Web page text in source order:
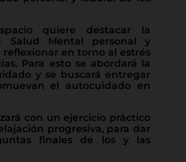
quiere destacar la
Salud Mental personal y
en torno al estrés
Para esto se abordará la
y se buscará entregar
el autocuidado en
con un ejercicio práctico
progresiva, para dar
finales de los y las